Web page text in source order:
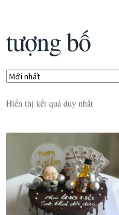
tượng bố
Hiển thị kết quả duy nhất